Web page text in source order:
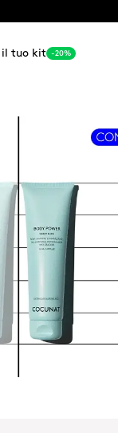
il tuo kit -20%